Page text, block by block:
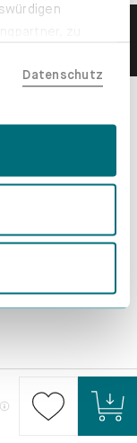
werden
jederzeit
in unserer
Datenschutz